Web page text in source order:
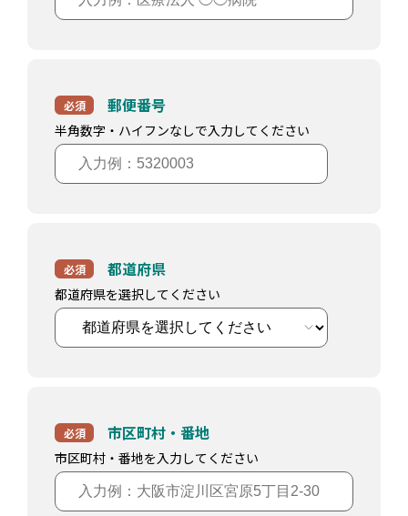
郵便番号
必須
半角数字・ハイフンなしで入力してください
都道府県
必須
都道府県を選択してください
市区町村・番地
必須
市区町村・番地を入力してください